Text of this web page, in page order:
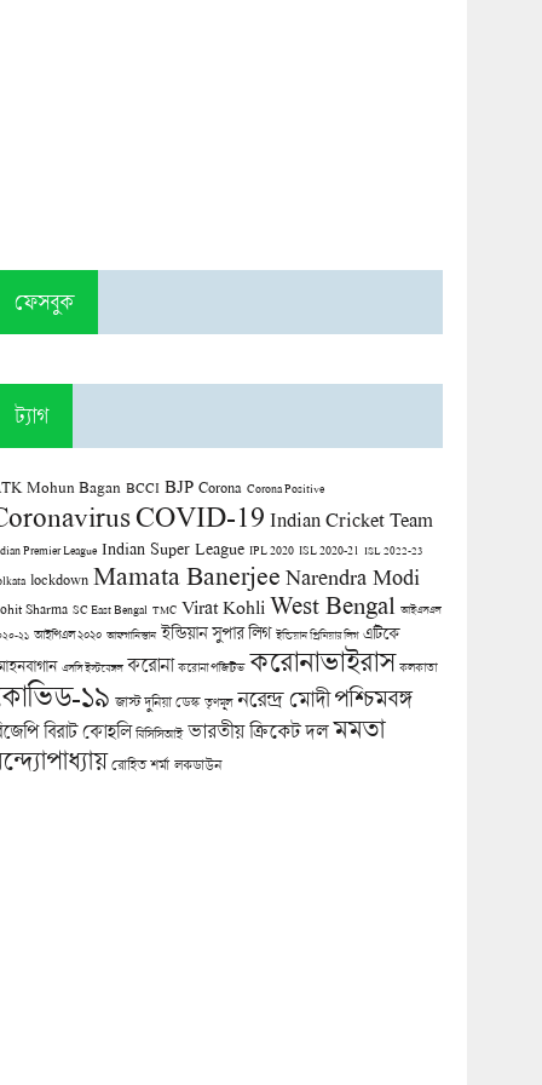
ফেসবুক
ট্যাগ
Mohun Bagan BCCI BJP Corona Corona Positive
COVID-19 Indian Cricket Team
Premier League Indian Super League IPL 2020 ISL 2020-21 ISL 2022-23
lockdown Mamata Banerjee Narendra Modi
Sharma SC East Bengal TMC Virat Kohli West Bengal আইএসএল
২১ আইপিএল ২০২০ আফগানিস্তান ইন্ডিয়ান সুপার লিগ ইন্ডিয়ান প্রিমিয়ার লিগ এটিকে
এসসি ইস্টবেঙ্গল করোনা করোনা পজিটিভ করোনাভাইরাস কলকাতা
১৯ জাস্ট দুনিয়া ডেস্ক তৃণমূল নরেন্দ্র মোদী পশ্চিমবঙ্গ
বিরাট কোহলি বিসিসিআই ভারতীয় ক্রিকেট দল মমতা
রোহিত শর্মা লকডাউন